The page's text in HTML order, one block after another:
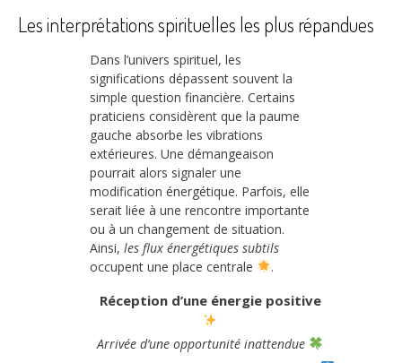
Les interprétations spirituelles les plus répandues
Dans l’univers spirituel, les
significations dépassent souvent la
simple question financière. Certains
praticiens considèrent que la paume
gauche absorbe les vibrations
extérieures. Une démangeaison
pourrait alors signaler une
modification énergétique. Parfois, elle
serait liée à une rencontre importante
ou à un changement de situation.
Ainsi, les flux énergétiques subtils
occupent une place centrale
.
Réception d’une énergie positive
Arrivée d’une opportunité inattendue